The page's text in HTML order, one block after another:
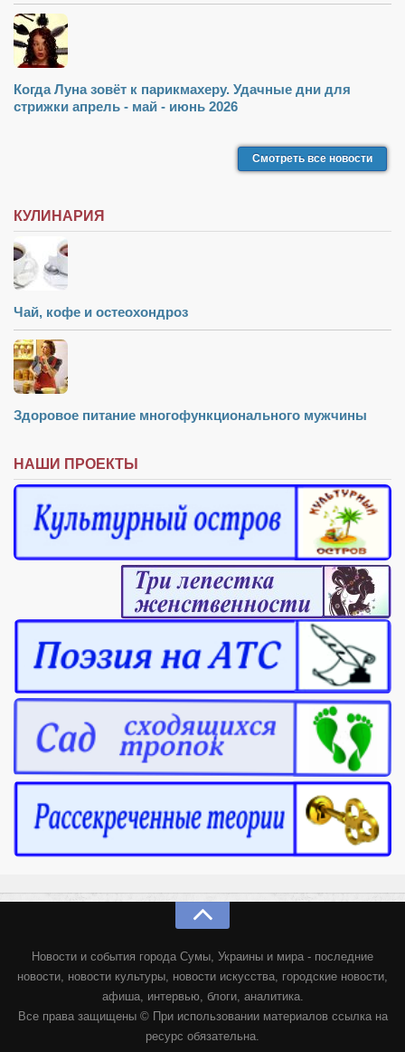
Когда Луна зовёт к парикмахеру. Удачные дни для
стрижки апрель - май - июнь 2026
Смотреть все новости
КУЛИНАРИЯ
Чай, кофе и остеохондроз
Здоровое питание многофункционального мужчины
НАШИ ПРОЕКТЫ
Новости и события города Сумы, Украины и мира - последние
новости, новости культуры, новости искусства, городские новости,
афиша, интервью, блоги, аналитика.
Все права защищены © При использовании материалов ссылка на
ресурс обязательна.